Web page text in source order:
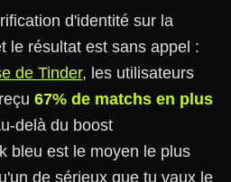
d'identité sur la
le résultat est sans appel :
de Tinder, les utilisateurs
67% de matchs en plus
delà du boost
bleu est le moyen le plus
de sérieux que tu vaux le